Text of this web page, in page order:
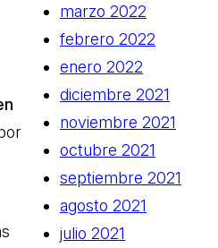
marzo 2022
febrero 2022
enero 2022
diciembre 2021
noviembre 2021
octubre 2021
septiembre 2021
agosto 2021
julio 2021